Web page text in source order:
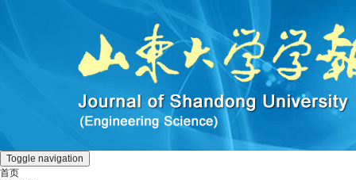
Toggle navigation
首页